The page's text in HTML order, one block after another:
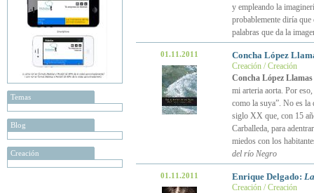
Temas
Blog
Creación
y empleando la
probablemente diría
palabras que da la
01.11.2011 Concha López
Creación / Creación
Concha López Llamas
mi arteria aorta. Por
como la suya”. No es la
siglo XX que, con 15
Carballeda, para
miedos con los
del río Negro
01.11.2011 Enrique Delgado:
Creación / Creación